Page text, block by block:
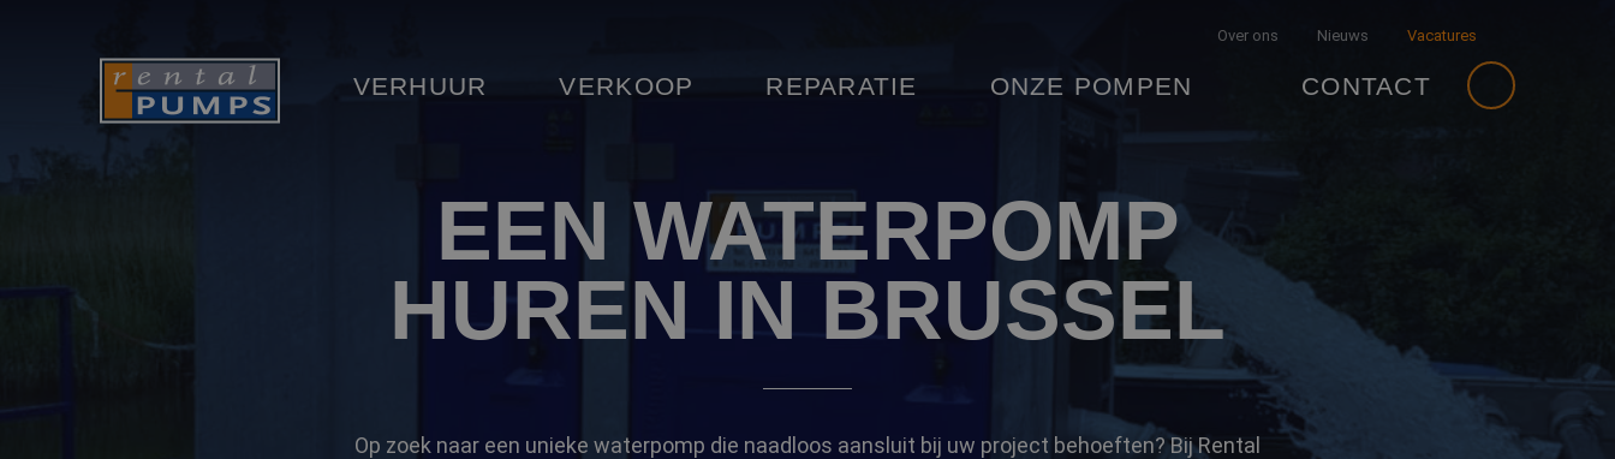
Over ons Nieuws Vacatures
VERHUUR VERKOOP REPARATIE ONZE POMPEN CONTACT
EEN WATERPOMP
HUREN IN BRUSSEL
Op zoek naar een unieke waterpomp die naadloos aansluit bij uw project behoeften? Bij Rental